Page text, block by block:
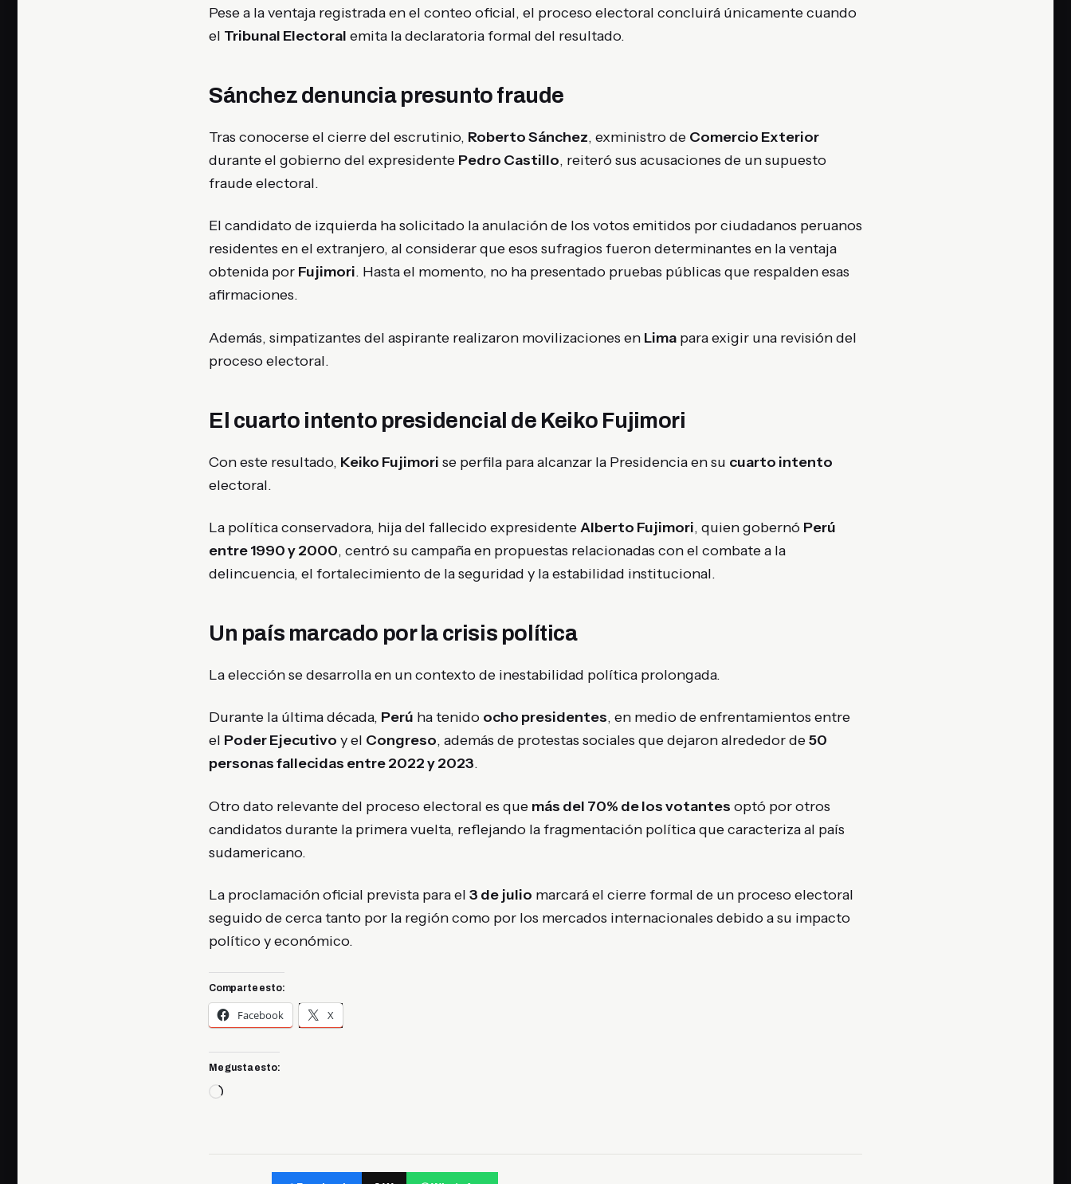
Pese a la ventaja registrada en el conteo oficial, el proceso electoral concluirá únicamente cuando
el Tribunal Electoral emita la declaratoria formal del resultado.
Sánchez denuncia presunto fraude
Tras conocerse el cierre del escrutinio, Roberto Sánchez, exministro de Comercio Exterior
durante el gobierno del expresidente Pedro Castillo, reiteró sus acusaciones de un supuesto
fraude electoral.
El candidato de izquierda ha solicitado la anulación de los votos emitidos por ciudadanos peruanos
residentes en el extranjero, al considerar que esos sufragios fueron determinantes en la ventaja
obtenida por Fujimori. Hasta el momento, no ha presentado pruebas públicas que respalden esas
afirmaciones.
Además, simpatizantes del aspirante realizaron movilizaciones en Lima para exigir una revisión del
proceso electoral.
El cuarto intento presidencial de Keiko Fujimori
Con este resultado, Keiko Fujimori se perfila para alcanzar la Presidencia en su cuarto intento
electoral.
La política conservadora, hija del fallecido expresidenteAlberto Fujimori, quien gobernó Perú
entre 1990 y 2000, centró su campaña en propuestas relacionadas con el combate a la
delincuencia, el fortalecimiento de la seguridad y la estabilidad institucional.
Un país marcado por la crisis política
La elección se desarrolla en un contexto de inestabilidad política prolongada.
Durante la última década, Perú ha tenido ocho presidentes, en medio de enfrentamientos entre
el Poder Ejecutivo y el Congreso, además de protestas sociales que dejaron alrededor de50
personas fallecidas entre 2022 y 2023.
Otro dato relevante del proceso electoral es que más del 70% de los votantes optó por otros
candidatos durante la primera vuelta, reflejando la fragmentación política que caracteriza al país
sudamericano.
La proclamación oficial prevista para el 3 de julio marcará el cierre formal de un proceso electoral
seguido de cerca tanto por la región como por los mercados internacionales debido a su impacto
político y económico.
Comparte esto:
Facebook X
Me gusta esto:
Cargando...